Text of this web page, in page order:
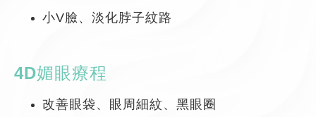
小V臉、淡化脖子紋路
4D媚眼療程
改善眼袋、眼周細紋、黑眼圈